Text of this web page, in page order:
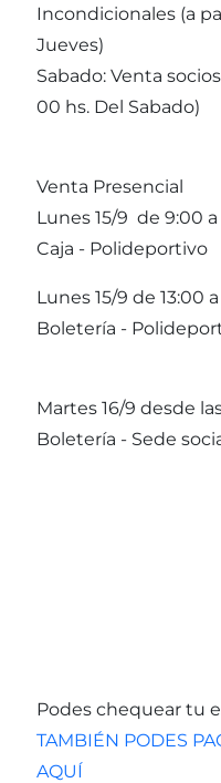
Incondicionales (a
Jueves)
Sabado: Venta
00 hs. Del Sabado)
Venta Presencial
Lunes 15/9 de 9:00 a
Caja - Polideportivo
Lunes 15/9 de 13:00
Boletería -
Martes 16/9 desde
Boletería - Sede
Podes chequear tu
TAMBIÉN PODES
AQUÍ